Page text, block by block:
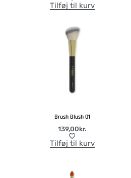
Tilføj til kurv
Brush Blush 01
139,00kr.
Tilføj til kurv